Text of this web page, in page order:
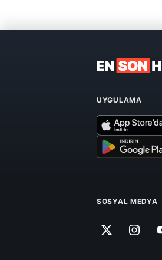
UYGULAMA
SOSYAL MEDYA